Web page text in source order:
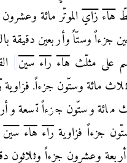
هاء زاي الموتّر مائة
جزءاً وستّاً وأربعين دقيقة
على مثلّث هاء راء سين
ثلاث مائة وستّون جزءاً. فزاوية
مائة وستّون جزءاً تسعة
جزءاً فزاوية راء هاء سين
وعشرون جزءاً وثلاثون